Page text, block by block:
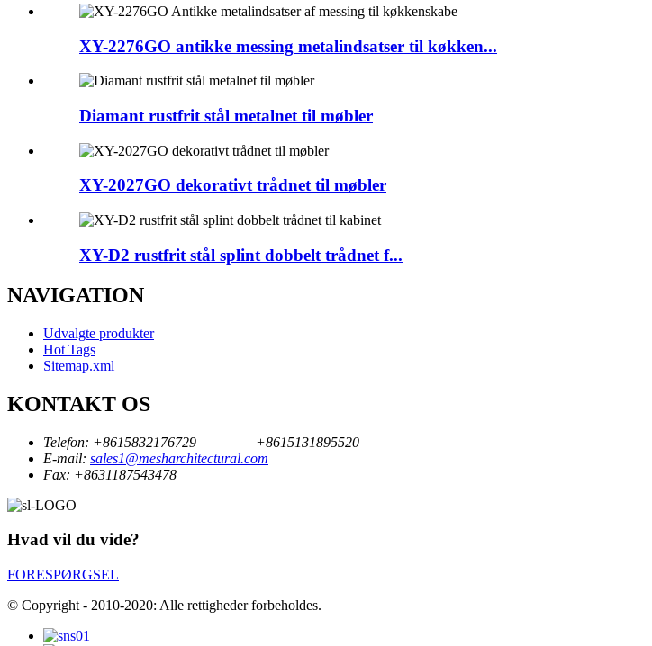
XY-2276GO antikke messing metalindsatser til køkken...
Diamant rustfrit stål metalnet til møbler
XY-2027GO dekorativt trådnet til møbler
XY-D2 rustfrit stål splint dobbelt trådnet f...
NAVIGATION
Udvalgte produkter
Hot Tags
Sitemap.xml
KONTAKT OS
Telefon: +8615832176729
+8615131895520
E-mail: sales1@mesharchitectural.com
Fax: +8631187543478
Hvad vil du vide?
FORESPØRGSEL
© Copyright - 2010-2020: Alle rettigheder forbeholdes.